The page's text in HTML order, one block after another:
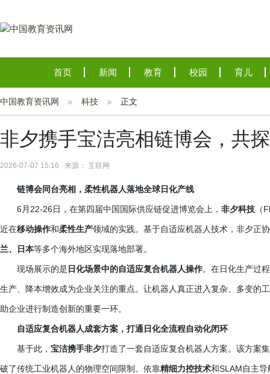
首页 新闻 教育 校园 育儿
中国教育资讯网 科技 正文
非夕携手宝洁亮相链博会，共
2026-07-07 15:16 来源： 互联网
链博会同台亮相，柔性机器人落地全球日化产线
6月22-26日，在第四届中国国际供应链促进博览会上， 非夕科技 （
近在移动操作和柔性生产领域的实践。基于自适应机器人技术，非夕正
兰、日本等多个海外地区实现落地部署。
现场展示的是 日化场景中的自适应复合机器人操作。在日化生产过
生产、降本增效成为企业关注的重点。让机器人真正进入复杂、多变的
助企业进行制造创新的重要一环。
自适应复合机器人成套方案，打通日化全流程自动化闭环
基于此， 宝洁携手非夕打造了一套自适应复合机器人方案。该方案
破了传统工业机器人的物理空间限制。依靠精细力控技术和SLAM自主